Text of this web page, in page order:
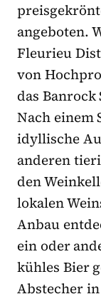
angeboten.
Fleurieu
von
das
Nach einem
idyllische
anderen
den
lokalen
Anbau
ein oder
kühles Bier
Abstecher